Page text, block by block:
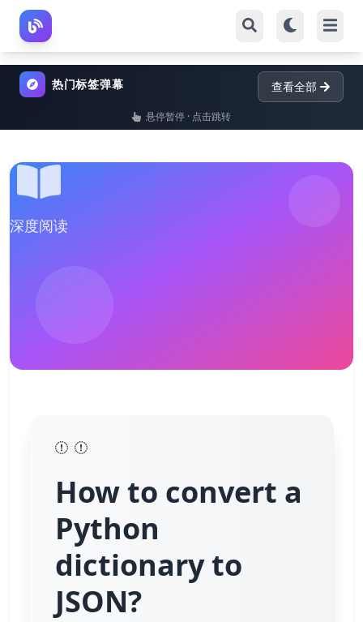
热门标签弹幕 查看全部
悬停暂停 · 点击跳转
深度阅读
How to convert a
Python
dictionary to
JSON?